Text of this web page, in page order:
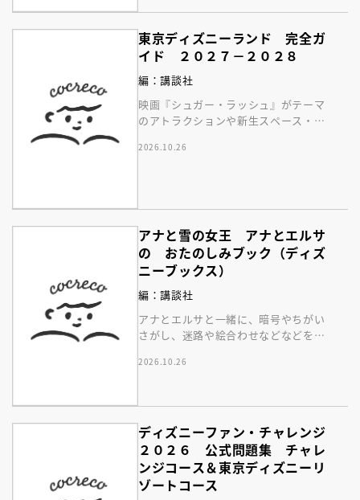
東京ディズニーランド 完全ガ
イド ２０２７－２０２８
編：講談社
映画『シュガー・ラッシュ』がテーマ
のアトラクションや新生スペース・マ
ドの最新情報をお届け！
2026.10.26
アナと雪の女王 アナとエルサ
の おたのしみブック（ディズ
ニーブックス）
編：講談社
アナとエルサと一緒に、暗号やちがい
さがし、迷路や絵合わせなどなどを楽
も♪
2026.10.26
ディズニーファン・チャレンジ
２０２６ 公式問題集 チャレ
ンジコース＆東京ディズニーリ
ゾートコース